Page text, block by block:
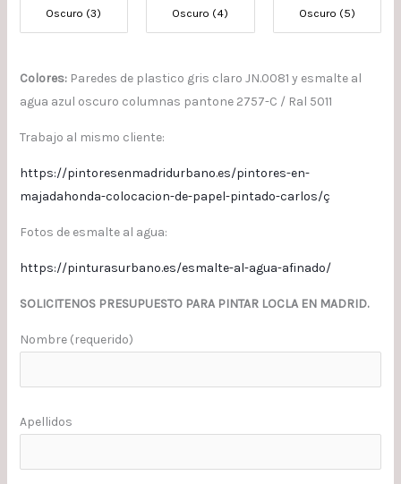
Oscuro (3)
Oscuro (4)
Oscuro (5)
Colores:Paredes de plastico gris claro JN.0081 y esmalte al
agua azul oscuro columnas pantone 2757-C / Ral 5011
Trabajo al mismo cliente:
https://pintoresenmadridurbano.es/pintores-en-
majadahonda-colocacion-de-papel-pintado-carlos/ç
Fotos de esmalte al agua:
https://pinturasurbano.es/esmalte-al-agua-afinado/
SOLICITENOS PRESUPUESTO PARA PINTAR LOCLA EN MADRID.
Nombre (requerido)
Apellidos